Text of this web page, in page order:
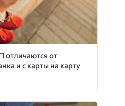
отличаются от
и с карты на карту